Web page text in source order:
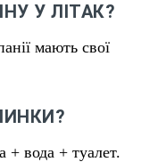
У ЛІТАК?
мають свої
+ вода + туалет.